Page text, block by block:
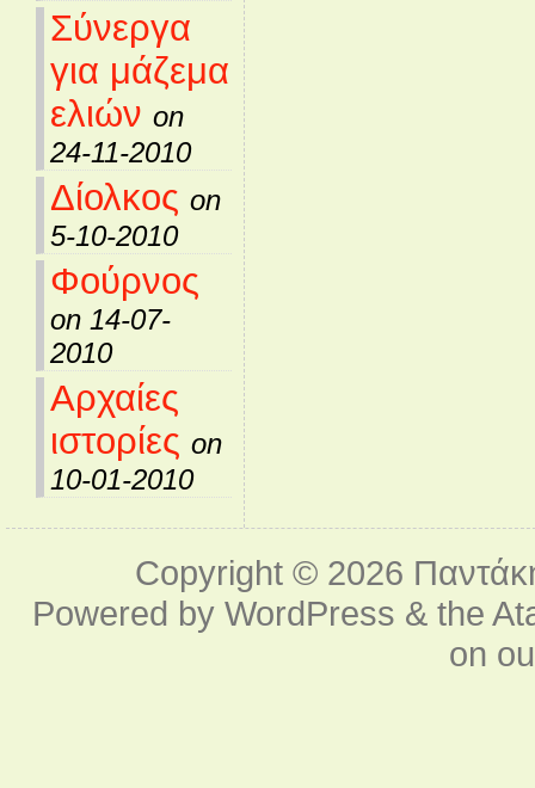
Σύνεργα
για μάζεμα
ελιών on
24-11-2010
Δίολκος on
5-10-2010
Φούρνος
on 14-07-
2010
Αρχαίες
ιστορίες on
10-01-2010
Copyright © 2026
Powered byWordPress & the
on